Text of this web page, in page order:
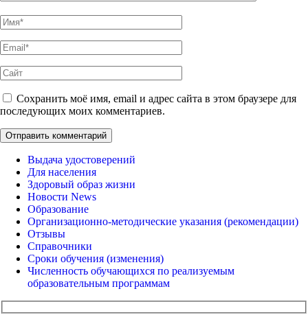
Имя*
Email*
Сайт
Сохранить моё имя, email и адрес сайта в этом браузере для
последующих моих комментариев.
Выдача удостоверений
Для населения
Здоровый образ жизни
Новости News
Образование
Организационно-методические указания (рекомендации)
Отзывы
Справочники
Сроки обучения (изменения)
Численность обучающихся по реализуемым
образовательным программам